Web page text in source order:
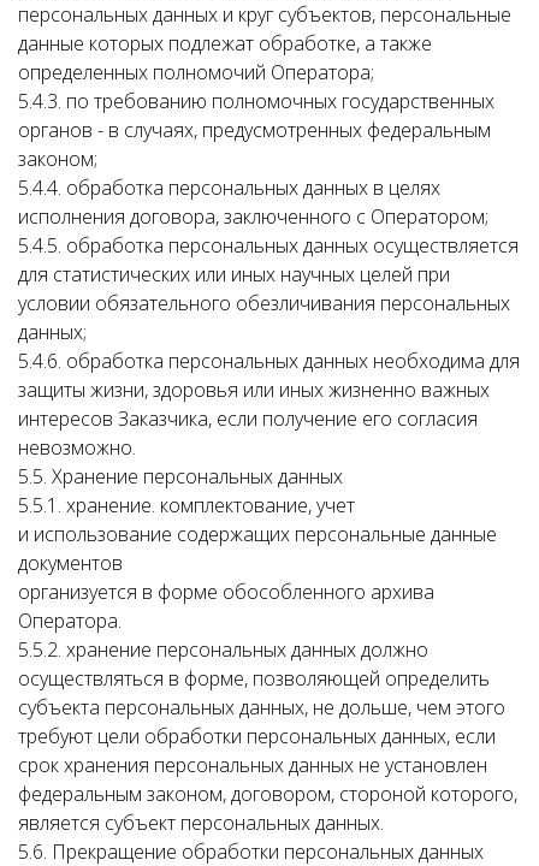
персональных данных и круг субъектов, персональные
данные которых подлежат обработке, а также
определенных полномочий Оператора;
5.4.3. по требованию полномочных государственных
органов - в случаях, предусмотренных федеральным
законом;
5.4.4. обработка персональных данных в целях
исполнения договора, заключенного с Оператором;
5.4.5. обработка персональных данных осуществляется
для статистических или иных научных целей при
условии обязательного обезличивания персональных
данных;
5.4.6. обработка персональных данных необходима для
защиты жизни, здоровья или иных жизненно важных
интересов Заказчика, если получение его согласия
невозможно.
5.5. Хранение персональных данных
5.5.1. хранение. комплектование, учет
и использование содержащих персональные данные
документов
организуется в форме обособленного архива
Оператора.
5.5.2. хранение персональных данных должно
осуществляться в форме, позволяющей определить
субъекта персональных данных, не дольше, чем этого
требуют цели обработки персональных данных, если
срок хранения персональных данных не установлен
федеральным законом, договором, стороной которого,
является субъект персональных данных.
5.6. Прекращение обработки персональных данных